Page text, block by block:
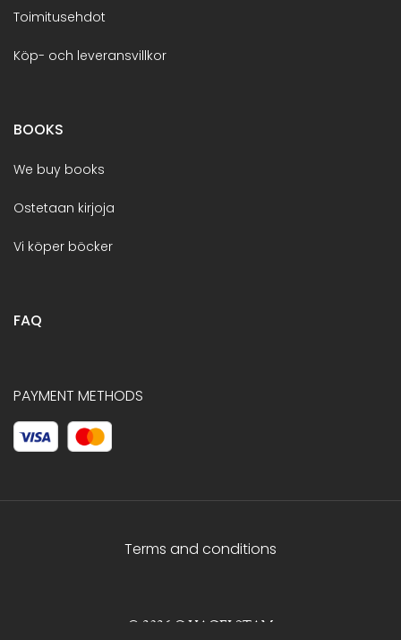
Toimitusehdot
Köp- och leveransvillkor
BOOKS
We buy books
Ostetaan kirjoja
Vi köper böcker
FAQ
PAYMENT METHODS
Terms and conditions
© 2026 C.HAGELSTAM